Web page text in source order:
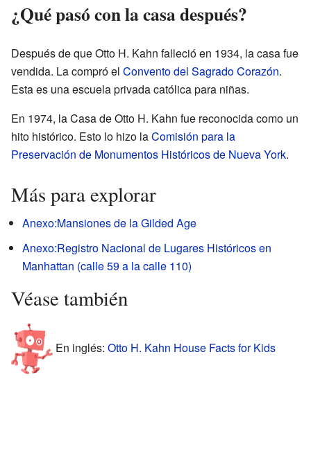
¿Qué pasó con la casa después?
Después de que Otto H. Kahn falleció en 1934, la casa fue
vendida. La compró el Convento del Sagrado Corazón.
Esta es una escuela privada católica para niñas.
En 1974, la Casa de Otto H. Kahn fue reconocida como un
hito histórico. Esto lo hizo laComisión para la
Preservación de Monumentos Históricos de Nueva York.
Más para explorar
Anexo:Mansiones de la Gilded Age
Anexo:Registro Nacional de Lugares Históricos en
Manhattan (calle 59 a la calle 110)
Véase también
En inglés: Otto H. Kahn House Facts for Kids